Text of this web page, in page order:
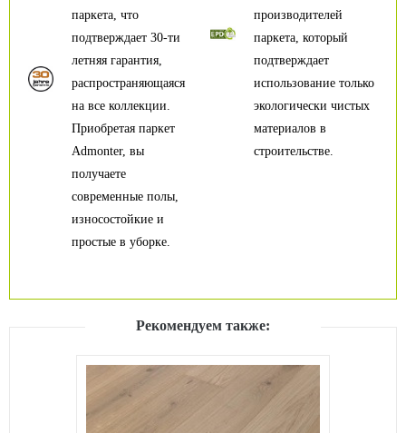
производителей
паркета, который
подтверждает
использование только
экологически чистых
материалов в
строительстве.
паркета, что
подтверждает 30-ти
летняя гарантия,
распространяющаяся
на все коллекции.
Приобретая паркет
Admonter, вы
получаете
современные полы,
износостойкие и
простые в уборке.
Рекомендуем также: